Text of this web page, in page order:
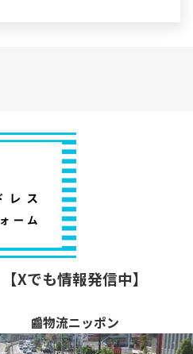
【Xでも情報発信中】
📰物流ニッポン